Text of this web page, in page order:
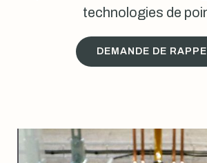
technologies de
DEMANDE DE